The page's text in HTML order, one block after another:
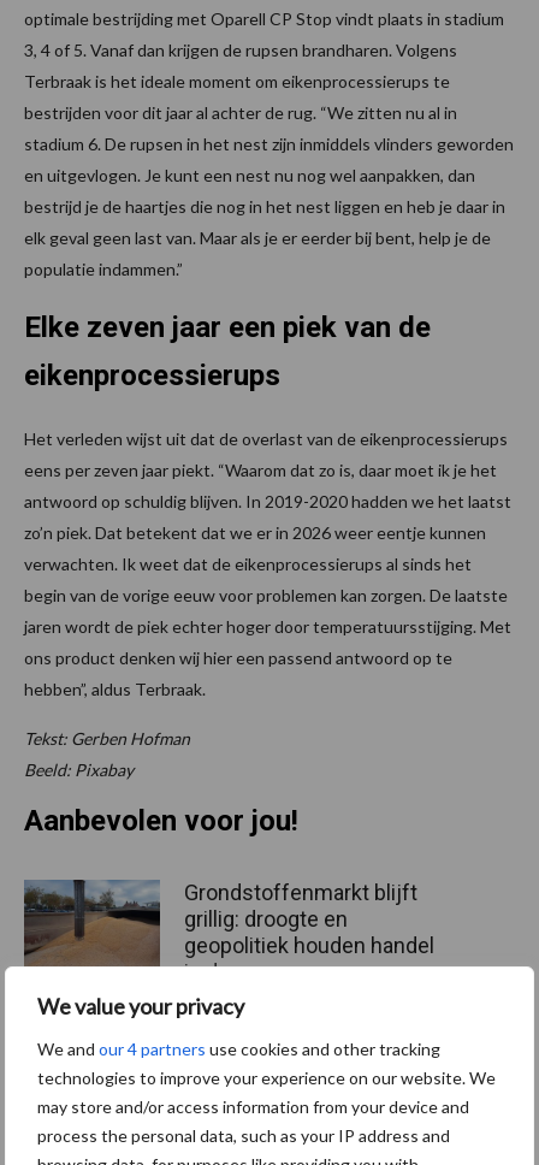
We value your privacy
We and our 4 partners use cookies and other tracking
technologies to improve your experience on our website. We
may store and/or access information from your device and
process the personal data, such as your IP address and
optimale bestrijding met Oparell CP Stop vindt plaats in stadium
3, 4 of 5. Vanaf dan krijgen de rupsen brandharen. Volgens
Terbraak is het ideale moment om eikenprocessierups te
bestrijden voor dit jaar al achter de rug. “We zitten nu al in
stadium 6. De rupsen in het nest zijn inmiddels vlinders geworden
en uitgevlogen. Je kunt een nest nu nog wel aanpakken, dan
bestrijd je de haartjes die nog in het nest liggen en heb je daar in
elk geval geen last van. Maar als je er eerder bij bent, help je de
populatie indammen.”
Elke zeven jaar een piek van de
eikenprocessierups
Het verleden wijst uit dat de overlast van de eikenprocessierups
eens per zeven jaar piekt. “Waarom dat zo is, daar moet ik je het
antwoord op schuldig blijven. In 2019-2020 hadden we het laatst
zo’n piek. Dat betekent dat we er in 2026 weer eentje kunnen
verwachten. Ik weet dat de eikenprocessierups al sinds het
begin van de vorige eeuw voor problemen kan zorgen. De laatste
jaren wordt de piek echter hoger door temperatuursstijging. Met
ons product denken wij hier een passend antwoord op te
hebben”, aldus Terbraak.
Tekst: Gerben Hofman
Beeld: Pixabay
Aanbevolen voor jou!
Grondstoffenmarkt blijft
grillig: droogte en
geopolitiek houden handel
in de greep
De speenhuid: een vaak
onderschatte risicofactor
voor mastitis